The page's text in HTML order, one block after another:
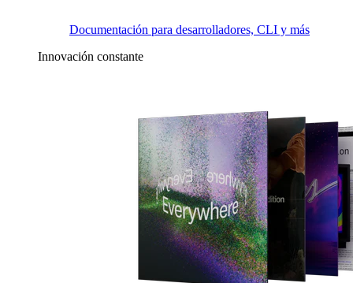
Documentación para desarrolladores, CLI y más
Innovación constante